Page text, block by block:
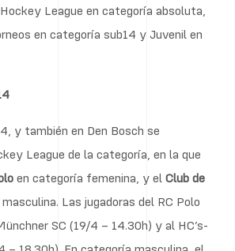
League en categoría absoluta,
en categoría sub14 y Juvenil en
y también en Den Bosch se
League de la categoría, en la que
en categoría femenina, y el Club de
Las jugadoras del RC Polo
SC (19/4 – 14.30h) y al HC’s-